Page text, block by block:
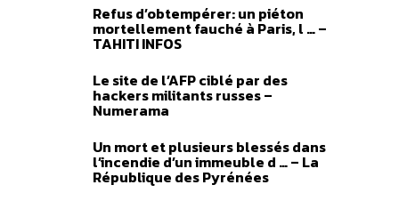
Refus d’obtempérer: un piéton
mortellement fauché à Paris, l … –
TAHITI INFOS
Le site de l’AFP ciblé par des
hackers militants russes –
Numerama
Un mort et plusieurs blessés dans
l’incendie d’un immeuble d … – La
République des Pyrénées